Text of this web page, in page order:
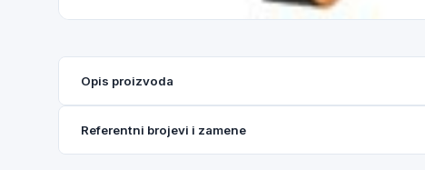
Opis proizvoda
Referentni brojevi i zamene